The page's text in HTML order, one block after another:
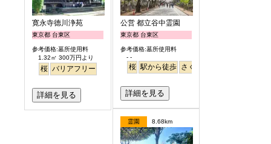
寛永寺德川浄苑
東京都 台東区
参考価格:墓所使用料
1.32㎡ 300万円より
桜 バリアフリー
詳細を見る
公営 都立谷中霊園
東京都 台東区
参考価格:墓所使用料
- -
桜 駅から徒歩 さくら
詳細を見る
霊園 8.68km